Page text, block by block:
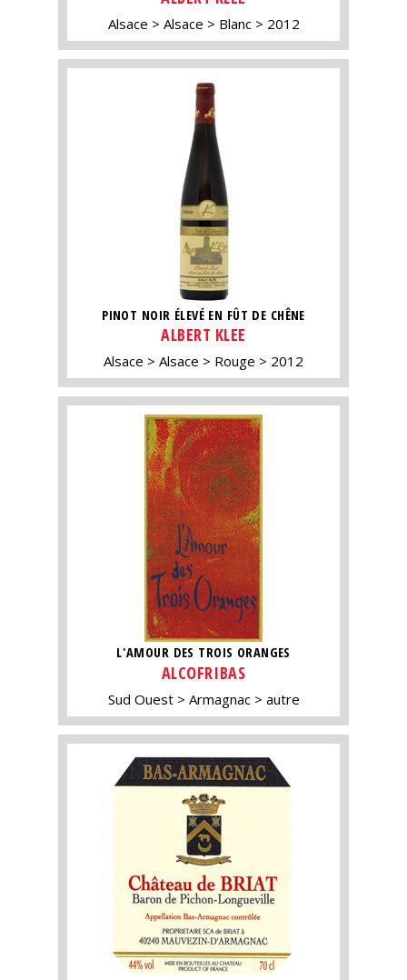
Alsace Alsace Blanc 2012
PINOT NOIR ÉLEVÉ EN FÛT DE CHÊNE
ALBERT KLEE
Alsace Alsace Rouge 2012
L'AMOUR DES TROIS ORANGES
ALCOFRIBAS
Sud Ouest Armagnac autre